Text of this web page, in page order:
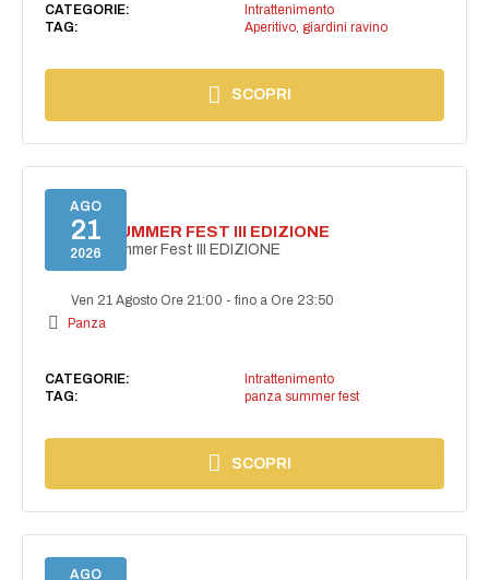
CATEGORIE:
Intrattenimento
TAG:
Aperitivo, giardini ravino
SCOPRI
AGO
21
2026
PANZA SUMMER FEST III EDIZIONE
PANZA Summer Fest III EDIZIONE
Ven 21 Agosto Ore 21:00 -fino a Ore 23:50
Panza
CATEGORIE:
Intrattenimento
TAG:
panza summer fest
SCOPRI
AGO